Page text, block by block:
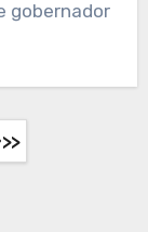
gobernador